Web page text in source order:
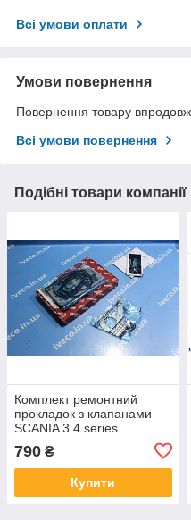
Всі умови оплати
Умови повернення
Повернення товару
Всі умови повернення
Подібні товари компанії
Комплект ремонтний
прокладок з клапанами
SCANIA 3 4 series
790 ₴
Купити